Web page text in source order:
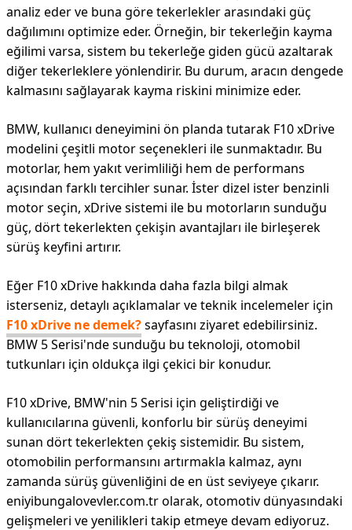
analiz eder ve buna göre tekerlekler arasındaki güç
dağılımını optimize eder. Örneğin, bir tekerleğin kayma
eğilimi varsa, sistem bu tekerleğe giden gücü azaltarak
diğer tekerleklere yönlendirir. Bu durum, aracın dengede
kalmasını sağlayarak kayma riskini minimize eder.
BMW, kullanıcı deneyimini ön planda tutarak F10 xDrive
modelini çeşitli motor seçenekleri ile sunmaktadır. Bu
motorlar, hem yakıt verimliliği hem de performans
açısından farklı tercihler sunar. İster dizel ister benzinli
motor seçin, xDrive sistemi ile bu motorların sunduğu
güç, dört tekerlekten çekişin avantajları ile birleşerek
sürüş keyfini artırır.
Eğer F10 xDrive hakkında daha fazla bilgi almak
isterseniz, detaylı açıklamalar ve teknik incelemeler için
F10 xDrive ne demek?sayfasını ziyaret edebilirsiniz.
BMW 5 Serisi'nde sunduğu bu teknoloji, otomobil
tutkunları için oldukça ilgi çekici bir konudur.
F10 xDrive, BMW'nin 5 Serisi için geliştirdiği ve
kullanıcılarına güvenli, konforlu bir sürüş deneyimi
sunan dört tekerlekten çekiş sistemidir. Bu sistem,
otomobilin performansını artırmakla kalmaz, aynı
zamanda sürüş güvenliğini de en üst seviyeye çıkarır.
eniyibungalovevler.com.tr olarak, otomotiv dünyasındaki
gelişmeleri ve yenilikleri takip etmeye devam ediyoruz.